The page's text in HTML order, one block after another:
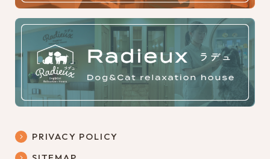
PRIVACY POLICY